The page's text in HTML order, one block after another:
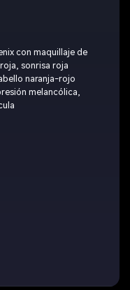
con maquillaje de
sonrisa roja
naranja-rojo
melancólica,